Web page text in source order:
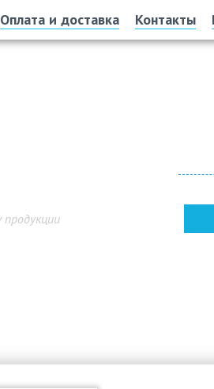
Оплата и доставка Контакты